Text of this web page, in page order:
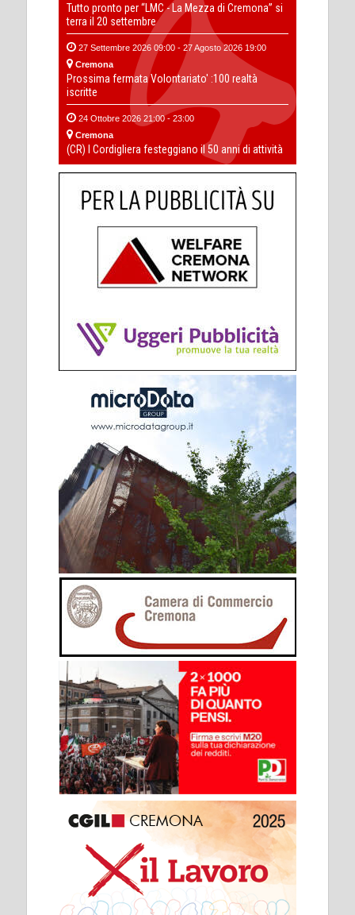
Tutto pronto per “LMC - La Mezza di Cremona” si
terra il 20 settembre
27 Settembre 2026 09:00 - 27 Agosto 2026 19:00
Cremona
Prossima fermata Volontariato' :100 realtà
iscritte
24 Ottobre 2026 21:00 - 23:00
Cremona
(CR) I Cordigliera festeggiano il 50 anni di attività